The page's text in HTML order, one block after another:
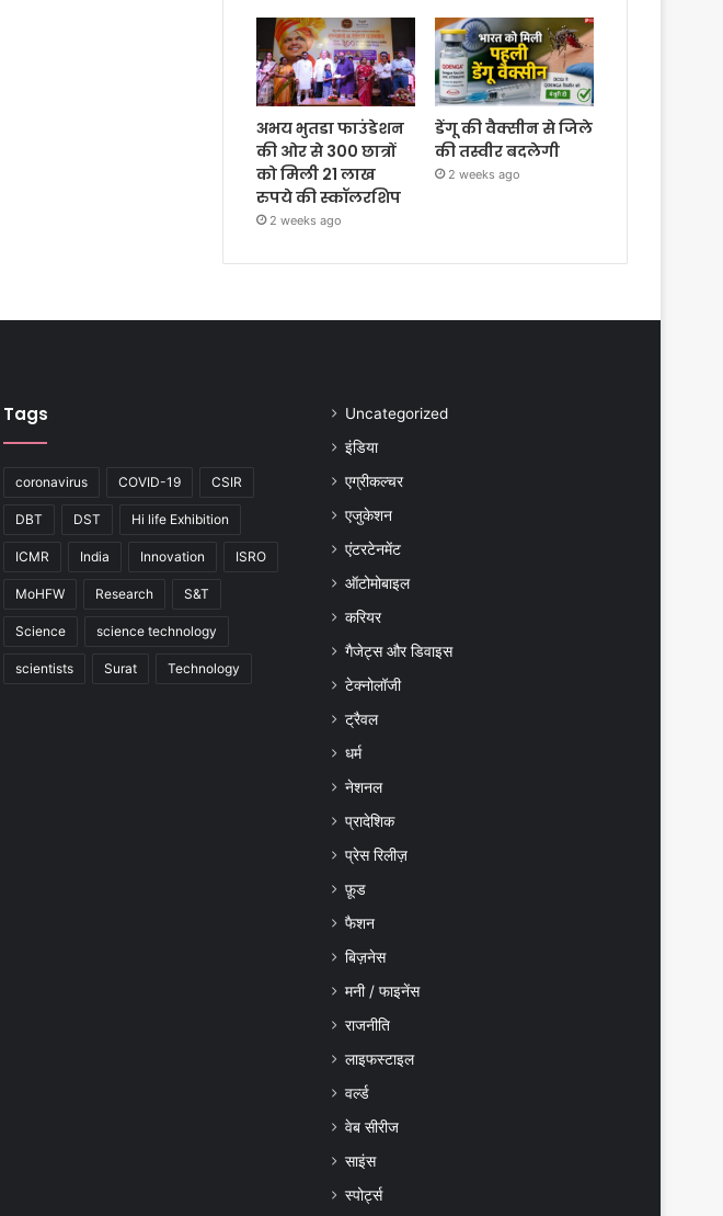
अभय भुतडा फाउंडेशन
की ओर से 300 छात्रों
को मिली 21 लाख
रुपये की स्कॉलरशिप
2 weeks ago
डेंगू की वैक्सीन से जिले
की तस्वीर बदलेगी
2 weeks ago
Tags
coronavirus COVID-19 CSIR
DBT DST Hi life Exhibition
ICMR India Innovation ISRO
MoHFW Research S&T
Science science technology
scientists Surat Technology
Uncategorized
इंडिया
एग्रीकल्चर
एजुकेशन
एंटरटेनमेंट
ऑटोमोबाइल
करियर
गैजेट्स और डिवाइस
टेक्नोलॉजी
ट्रैवल
धर्म
नेशनल
प्रादेशिक
प्रेस रिलीज़
फ़ूड
फैशन
बिज़नेस
मनी / फाइनेंस
राजनीति
लाइफस्टाइल
वर्ल्ड
वेब सीरीज
साइंस
स्पोर्ट्स